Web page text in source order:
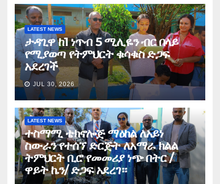
LATEST NEWS
ታዳጊዋ ከ1 ነጥብ 5 ሚሊዬን ብር በላይ
የሚያወጣ የትምህርት ቁሳቁስ ድጋፍ
አደረገች
JUL 30, 2026
LATEST NEWS
ተስማሚ ቴክኖሎጅ ማዕከል ለአይነ
ስውራን የተሰኘ ድርጅት ለአማራ ክልል
ትምህርት ቢሮ የመመሪያ ነጭ በትር /
ዋይት ኬን/ ድጋፍ አደረገ።